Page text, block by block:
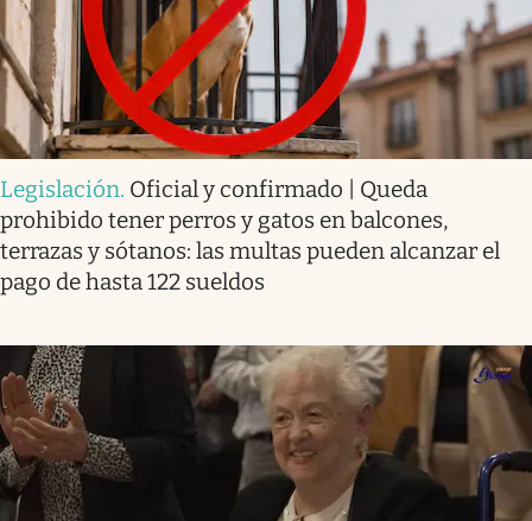
Legislación. Oficial y confirmado | Queda
prohibido tener perros y gatos en balcones,
terrazas y sótanos: las multas pueden alcanzar el
pago de hasta 122 sueldos